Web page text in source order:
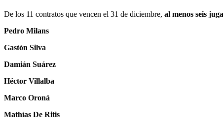
De los 11 contratos que vencen el 31 de diciembre, al menos seis
Pedro Milans
Gastón Silva
Damián Suárez
Héctor Villalba
Marco Oroná
Mathías De Ritis